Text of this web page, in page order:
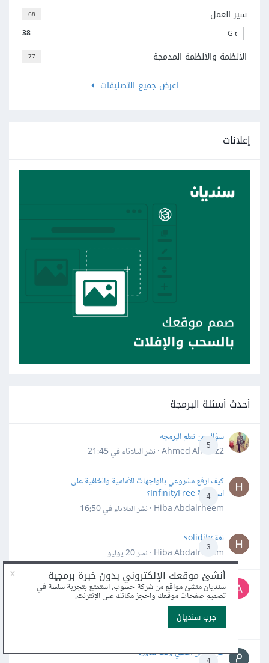
68 سير العمل
38 Git
77
الأنظمة والأنظمة المدمجة
اعرض جميع التصنيفات
إعلانات
أحدث أسئلة البرمجة
5
سؤال عن تعلم البرمجه
Ahmed Alhafiz2 · نشر
الثلاثاء في 21:45
4
كيف ارفع مشروعي بالواجهات الأمامية والخلفية على
استضافة InfinityFree؟
Hiba Abdalrheem · نشر
الثلاثاء في 16:50
3
لغة solidity
Hiba Abdalrheem · نشر
20 يوليو
ما هي أفضل المصادر المجانية (كورسات، كتب، أدوات) لتعلّم
واحترام لغة C++، وما هي أهم الأخطاء الشائعة التي يجب
تجنبها؟
Tech_Aspire · نشر
4
كم علي ان اعطي وقت للدورة